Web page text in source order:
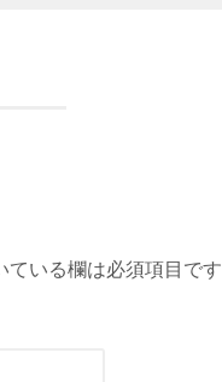
いる欄は必須項目です